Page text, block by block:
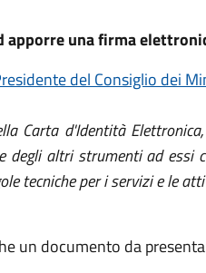
apporre una firma
del Consiglio dei
Carta d'Identità
degli altri strumenti ad essi
tecniche per i servizi e le
un documento da